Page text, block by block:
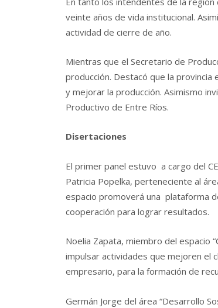
veinte años de vida institucional.
actividad de cierre de año.
Mientras que el Secretario de
producción. Destacó que la
y mejorar la producción. Asimismo
Productivo de Entre Ríos.
Disertaciones
El primer panel estuvo a cargo del
Patricia Popelka, perteneciente al
espacio promoverá una plataforma
cooperación para lograr resultados.
Noelia Zapata, miembro del espacio
impulsar actividades que mejoren el
empresario, para la formación de
Germán Jorge del área “Desarrollo